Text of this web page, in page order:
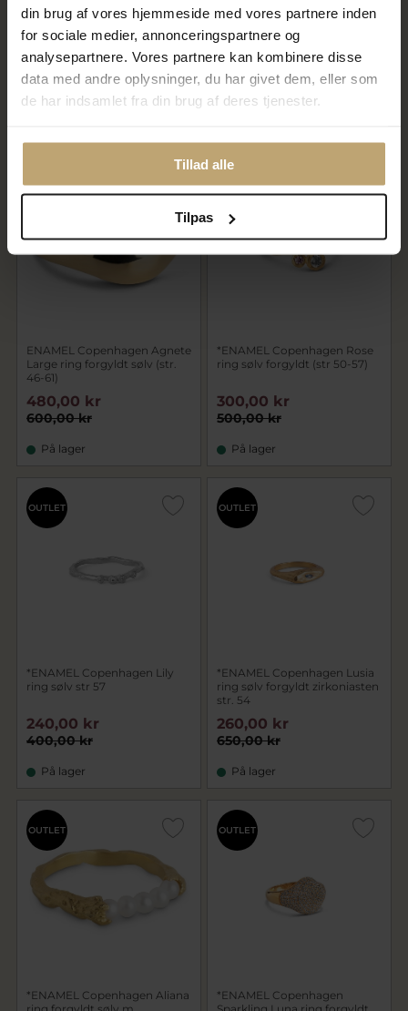
din brug af vores hjemmeside med vores partnere inden
for sociale medier, annonceringspartnere og
analysepartnere. Vores partnere kan kombinere disse
data med andre oplysninger, du har givet dem, eller som
de har indsamlet fra din brug af deres tjenester.
Tillad alle
Tilpas
ENAMEL Copenhagen Agnete
Small ring sølv (str. 46-61)
500,00 kr
400,00 kr
ENAMEL Copenhagen Agnete
Small ring forgyldt sølv (str.
46-61)
500,00 kr
400,00 kr
SALE
ENAMEL Copenhagen Agnete
Large ring forgyldt sølv (str.
46-61)
600,00 kr
480,00 kr
På lager
OUTLET
*ENAMEL Copenhagen Rose
ring sølv forgyldt (str 50-57)
500,00 kr
300,00 kr
På lager
OUTLET
*ENAMEL Copenhagen Lily
ring sølv str 57
400,00 kr
240,00 kr
På lager
OUTLET
*ENAMEL Copenhagen Lusia
ring sølv forgyldt zirkoniasten
str. 54
650,00 kr
260,00 kr
På lager
OUTLET
*ENAMEL Copenhagen Aliana
OUTLET
*ENAMEL Copenhagen